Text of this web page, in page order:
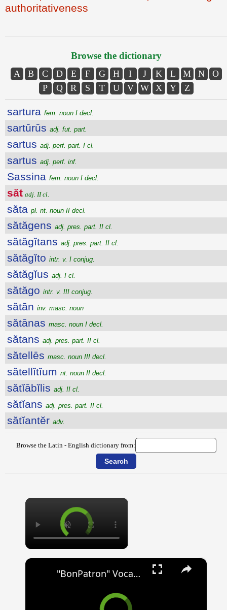
authoritativeness
Browse the dictionary
A B C D E F G H I J K L M N
O
P
Q R S T U V W X Y Z
sartura fem. noun I decl.
sartūrūs adj. fut. part.
sartus adj. perf. part. I cl.
sartus adj. perf. inf.
Sassina fem. noun I decl.
săt adj. II cl.
săta pl. nt. noun II decl.
sătăgens adj. pres. part. II cl.
sătăgĭtans adj. pres. part. II cl.
sătăgĭto intr. v. I conjug.
sătăgĭus adj. I cl.
sătăgo intr. v. III conjug.
sătān inv. masc. noun
sătānas masc. noun I decl.
sătans adj. pres. part. II cl.
sătellēs masc. noun III decl.
sătellĭtĭum nt. noun II decl.
sătĭābĭlis adj. II cl.
sătĭans adj. pres. part. II cl.
sătĭantĕr adv.
Browse the Latin - English dictionary from:
×
×
"BonPatron" Vocabulary - Clothing